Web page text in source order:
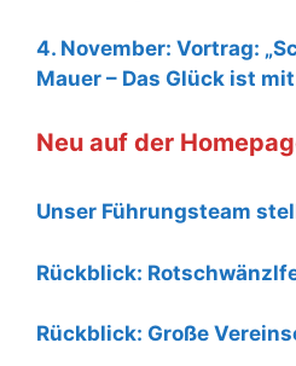
4. November: Vortrag:
Mauer – Das Glück ist
Neu auf der
Unser Führungsteam
Rückblick:
Rückblick: Große